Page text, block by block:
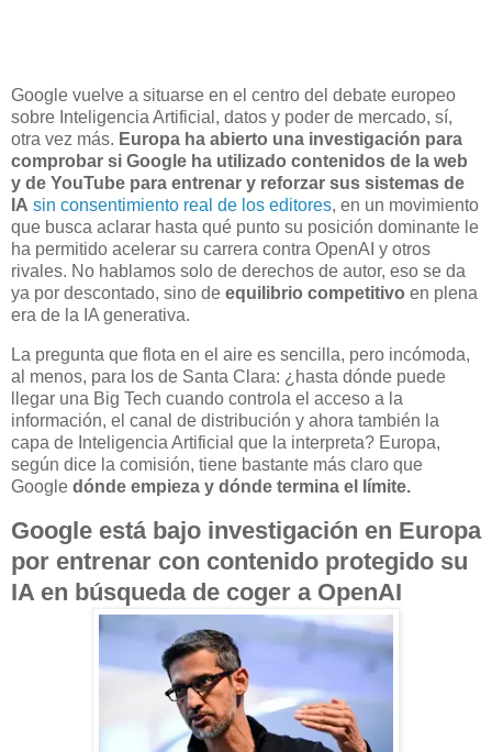
Google vuelve a situarse en el centro del debate europeo
sobre Inteligencia Artificial, datos y poder de mercado, sí,
otra vez más. Europa ha abierto una investigación para
comprobar si Google ha utilizado contenidos de la web
y de YouTube para entrenar y reforzar sus sistemas de
IA sin consentimiento real de los editores, en un movimiento
que busca aclarar hasta qué punto su posición dominante le
ha permitido acelerar su carrera contra OpenAI y otros
rivales. No hablamos solo de derechos de autor, eso se da
ya por descontado, sino de equilibrio competitivo en plena
era de la IA generativa.
La pregunta que flota en el aire es sencilla, pero incómoda,
al menos, para los de Santa Clara: ¿hasta dónde puede
llegar una Big Tech cuando controla el acceso a la
información, el canal de distribución y ahora también la
capa de Inteligencia Artificial que la interpreta? Europa,
según dice la comisión, tiene bastante más claro que
Google dónde empieza y dónde termina el límite.
Google está bajo investigación en Europa
por entrenar con contenido protegido su
IA en búsqueda de coger a OpenAI